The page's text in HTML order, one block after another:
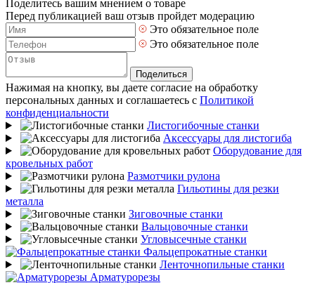
Поделитесь вашим мнением о товаре
Перед публикацией ваш отзыв пройдет модерацию
Это обязательное поле
Это обязательное поле
Поделиться
Нажимая на кнопку, вы даете согласие на обработку
персональных данных и соглашаетесь с Политикой
конфиденциальности
Листогибочные станки
Аксессуары для листогиба
Оборудование для
кровельных работ
Размотчики рулона
Гильотины для резки
металла
Зиговочные станки
Вальцовочные станки
Угловысечные станки
Фальцепрокатные станки
Ленточнопильные станки
Арматурорезы